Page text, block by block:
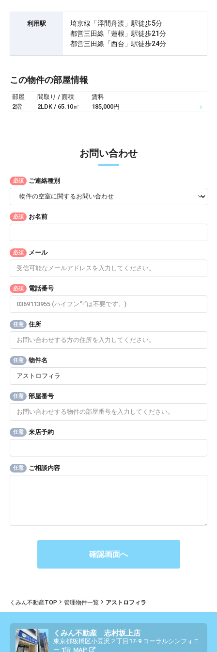
利用駅
埼京線「浮間舟渡」駅徒歩5分
都営三田線「蓮根」駅徒歩21分
都営三田線「西台」駅徒歩24分
この物件の部屋情報
部屋 間取り / 面積
賃料
2階
2LDK / 65.10㎡ 185,000円
お問い合わせ
必須 ご連絡種別
必須 お名前
必須 メール
必須 電話番号
任意 住所
任意 物件名
任意 部屋番号
任意 来店予約
任意 ご相談内容
くみん不動産TOP 管理物件一覧 アストロフィラ
くみん不動産 志村坂上店
東京都板橋区小豆沢２丁目17-9 コーラルシンフォニ
ー 1階 MAP